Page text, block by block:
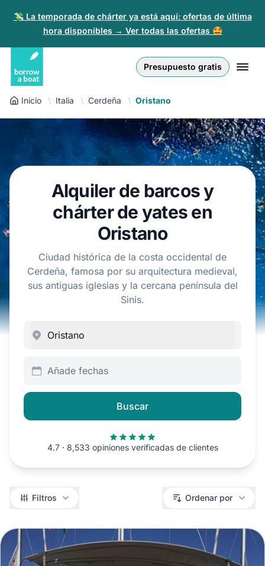
💸 La temporada de chárter ya está aquí: ofertas de última
hora disponibles → Ver todas las ofertas 🤩
Presupuesto gratis
Iniciar sesión
Regístrate
Para partners
EUR
Złoty
English (UK)
Nederlands
Español
Français
Polski
Inicio Italia Cerdeña Oristano
Alquiler de barcos y
chárter de yates en
Oristano
Ciudad histórica de la costa occidental de
Cerdeña, famosa por su arquitectura medieval,
sus antiguas iglesias y la cercana península del
Sinis.
Añade fechas
Buscar
4.7 · 8,533 opiniones verificadas de clientes
Filtros Filtros Ordenar por